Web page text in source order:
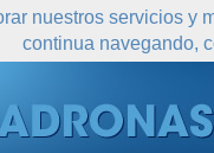
nuestros servicios
continua navegando,